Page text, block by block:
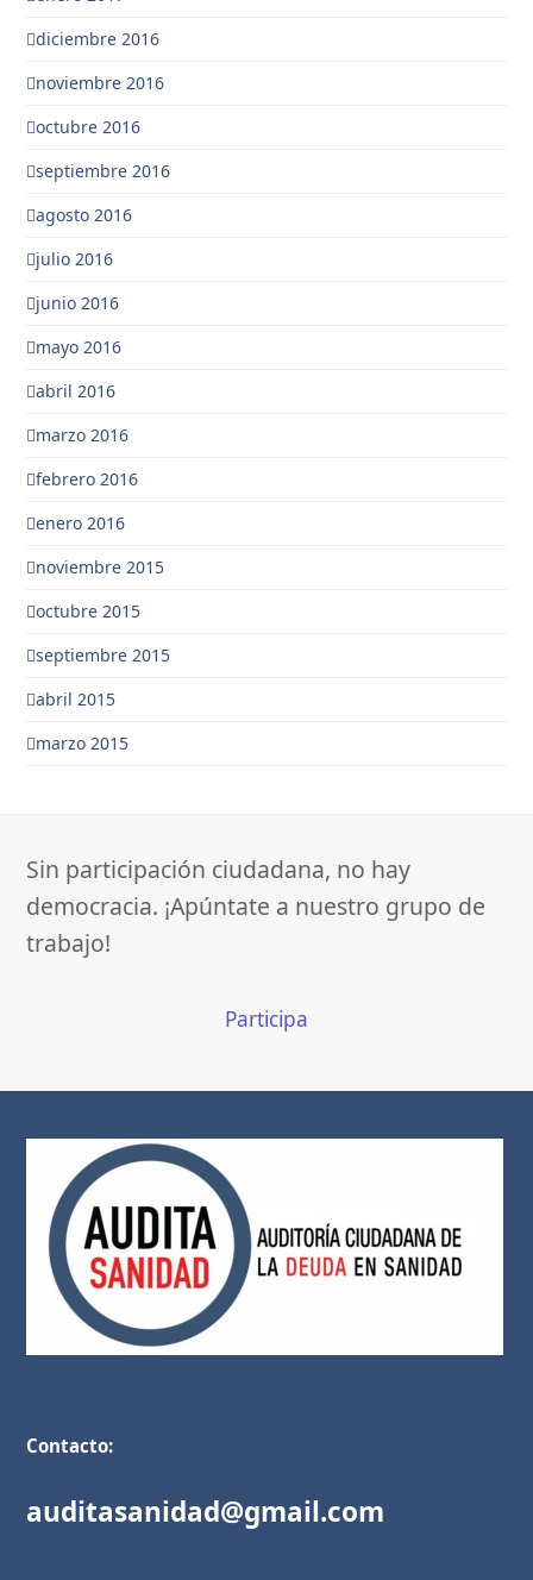
diciembre 2016
noviembre 2016
octubre 2016
septiembre 2016
agosto 2016
julio 2016
junio 2016
mayo 2016
abril 2016
marzo 2016
febrero 2016
enero 2016
noviembre 2015
octubre 2015
septiembre 2015
abril 2015
marzo 2015
Sin participación ciudadana, no hay
democracia. ¡Apúntate a nuestro grupo de
trabajo!
Participa
Contacto:
auditasanidad@gmail.com